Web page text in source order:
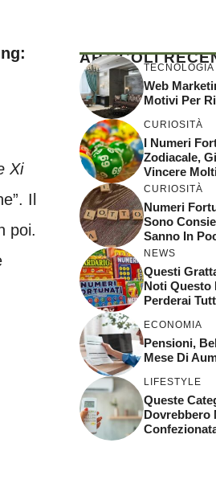
Xi
Il
poi.
ARTICOLI
TECNOLOGIA
Web
Motivi Per
CURIOSITÀ
I Numeri
Zodiacale,
Vincere
CURIOSITÀ
Numeri
Sono
Sanno In
NEWS
Questi
Noti Questo
Perderai
ECONOMIA
Pensioni,
Mese Di
LIFESTYLE
Queste
Dovrebbero